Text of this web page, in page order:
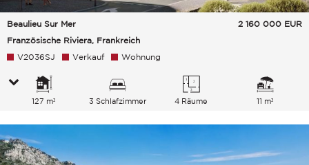
Beaulieu Sur Mer
Französische Riviera, Frankreich
2 160 000 EUR
V2036SJ Verkauf Wohnung
127 m² 3 Schlafzimmer 4 Räume 11 m²